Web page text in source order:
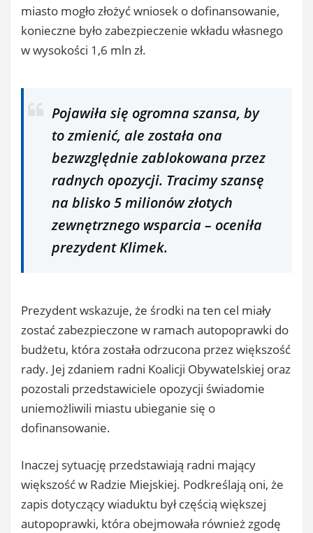
miasto mogło złożyć wniosek o dofinansowanie,
konieczne było zabezpieczenie wkładu własnego
w wysokości 1,6 mln zł.
Pojawiła się ogromna szansa, by
to zmienić, ale została ona
bezwzględnie zablokowana przez
radnych opozycji. Tracimy szansę
na blisko 5 milionów złotych
zewnętrznego wsparcia – oceniła
prezydent Klimek.
Prezydent wskazuje, że środki na ten cel miały
zostać zabezpieczone w ramach autopoprawki do
budżetu, która została odrzucona przez większość
rady. Jej zdaniem radni Koalicji Obywatelskiej oraz
pozostali przedstawiciele opozycji świadomie
uniemożliwili miastu ubieganie się o
dofinansowanie.
Inaczej sytuację przedstawiają radni mający
większość w Radzie Miejskiej. Podkreślają oni, że
zapis dotyczący wiaduktu był częścią większej
autopoprawki, która obejmowała również zgodę